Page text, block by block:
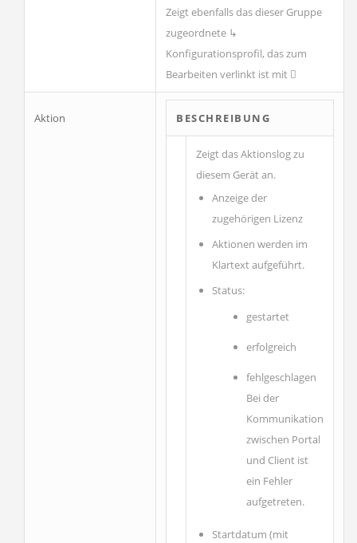
Zeigt ebenfalls das dieser Gruppe
zugeordnete ↳
Konfigurationsprofil, das zum
Bearbeiten verlinkt ist mit
Aktion BESCHREIBUNG
Zeigt das Aktionslog zu
diesem Gerät an.
Anzeige der
zugehörigen Lizenz
Aktionen werden im
Klartext aufgeführt.
Status:
gestartet
erfolgreich
fehlgeschlagen
Bei der
Kommunikation
zwischen Portal
und Client ist
ein Fehler
aufgetreten.
Startdatum (mit